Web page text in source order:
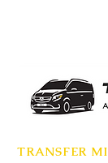
TRANSFER